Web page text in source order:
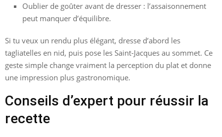
Oublier de goûter avant de dresser : l’assaisonnement
peut manquer d’équilibre.
Si tu veux un rendu plus élégant, dresse d’abord les
tagliatelles en nid, puis pose les Saint-Jacques au sommet. Ce
geste simple change vraiment la perception du plat et donne
une impression plus gastronomique.
Conseils d’expert pour réussir la
recette